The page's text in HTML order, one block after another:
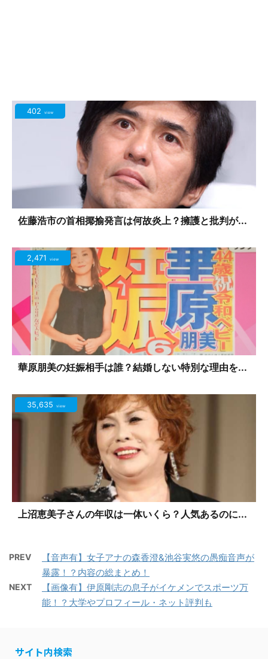
402 view
佐藤浩市の首相揶揄発言は何故炎上？擁護と批判が...
2,471 view
華原朋美の妊娠相手は誰？結婚しない特別な理由を...
35,635 view
上沼恵美子さんの年収は一体いくら？人気あるのに...
PREV
【音声有】女子アナの森香澄&池谷実悠の愚痴音声が
暴露！？内容の総まとめ！
NEXT
【画像有】伊原剛志の息子がイケメンでスポーツ万
能！？大学やプロフィール・ネット評判も
サイト内検索